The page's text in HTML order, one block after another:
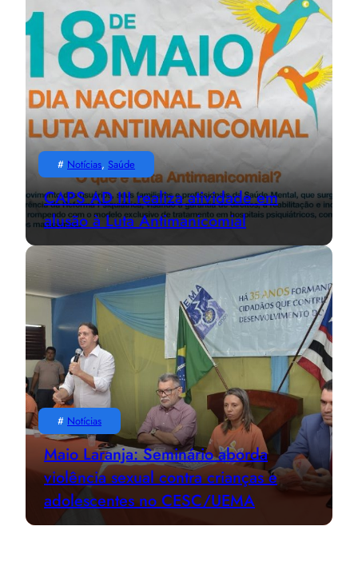
# Notícias, Saúde
CAPS AD III realiza atividade em
alusão à Luta Antimanicomial
# Notícias
Maio Laranja: Seminário aborda
violência sexual contra crianças e
adolescentes no CESC/UEMA